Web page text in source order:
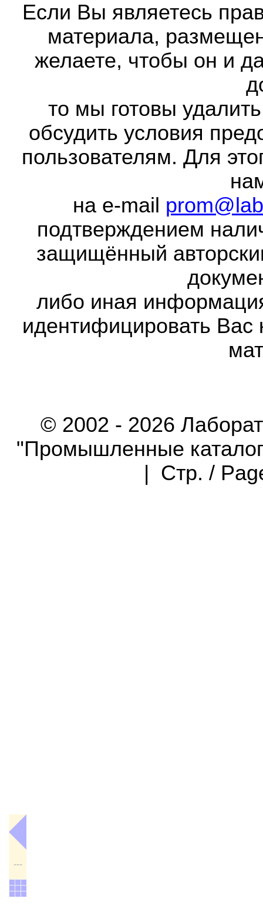
---
Если Вы являетесь
материала,
желаете, чтобы он и
то мы готовы
обсудить условия
пользователям. Для
на e-mail
подтверждением
защищённый
либо иная
идентифицировать Вас
© 2002 - 2026
"Промышленные
| Стр. /